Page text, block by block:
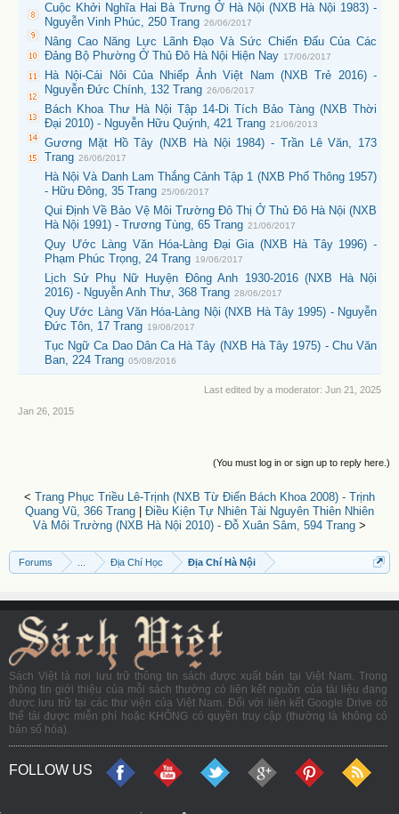
Cuộc Khởi Nghĩa Hai Bà Trưng Ở Hà Nội (NXB Hà Nội 1983) -
Nguyễn Vinh Phúc, 250 Trang 26/06/2017
Nâng Cao Năng Lực Lãnh Đạo Và Sức Chiến Đấu Của Các
Đảng Bộ Phường Ở Thủ Đô Hà Nội Hiện Nay 17/06/2017
Hà Nội-Cái Nôi Của Nhiếp Ảnh Việt Nam (NXB Trẻ 2016) -
Nguyễn Đức Chính, 132 Trang 26/06/2017
Bách Khoa Thư Hà Nội Tập 14-Di Tích Bảo Tàng (NXB Thời
Đại 2010) - Nguyễn Hữu Quýnh, 421 Trang 21/06/2013
Gương Mặt Hồ Tây (NXB Hà Nội 1984) - Trần Lê Văn, 173
Trang 26/06/2017
Hà Nội Và Danh Lam Thắng Cảnh Tập 1 (NXB Phổ Thông 1957)
- Hữu Đông, 35 Trang 25/06/2017
Qui Định Về Bảo Vệ Môi Trường Đô Thị Ở Thủ Đô Hà Nội (NXB
Hà Nội 1991) - Trương Tùng, 65 Trang 21/06/2017
Quy Ước Làng Văn Hóa-Làng Đại Gia (NXB Hà Tây 1996) -
Phạm Phúc Trọng, 24 Trang 19/06/2017
Lịch Sử Phụ Nữ Huyện Đông Anh 1930-2016 (NXB Hà Nội
2016) - Nguyễn Anh Thư, 368 Trang 28/06/2017
Quy Ước Làng Văn Hóa-Làng Nội (NXB Hà Tây 1995) - Nguyễn
Đức Tôn, 17 Trang 19/06/2017
Tục Ngữ Ca Dao Dân Ca Hà Tây (NXB Hà Tây 1975) - Chu Văn
Ban, 224 Trang 05/08/2016
Last edited by a moderator: Jun 21, 2025
Jan 26, 2015
(You must log in or sign up to reply here.)
< Trang Phục Triều Lê-Trịnh (NXB Từ Điển Bách Khoa 2008) - Trịnh
Quang Vũ, 366 Trang
Điều Kiện Tự Nhiên Tài Nguyên Thiên Nhiên
Và Môi Trường (NXB Hà Nội 2010) - Đỗ Xuân Sâm, 594 Trang >
Forums Địa Chí Học Địa Chí Hà Nội
Sách Việt là nơi lưu trữ thông tin sách được xuất bản tại Việt Nam. Trong
thông tin giới thiệu của mỗi sách thường có liên kết nguồn của tài liệu đang
được lưu trữ tại các thư viện của Việt Nam. Đối với liên kết Google Drive có
thể tải được miễn phí hoặc KHÔNG có quyền truy cập (thường là không có
bản số hóa).
FOLLOW US